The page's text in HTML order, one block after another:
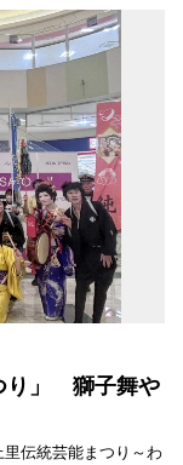
り」 獅子舞や
伝統芸能まつり～わ